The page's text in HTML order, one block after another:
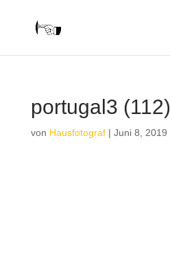
portugal3 (112)
von Hausfotograf| Juni 8, 2019